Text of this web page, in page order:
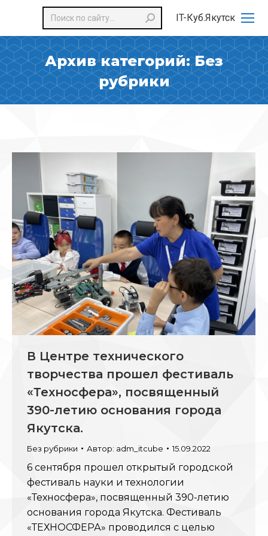
IT-Куб.Якутск
Поиск:
Архив категорий:Без
рубрики
В Центре технического
творчества прошел фестиваль
«Техносфера», посвященный
390-летию основания города
Якутска.
Без рубрики Автор: adm_itcube 15.09.2022
6 сентября прошел открытый городской
фестиваль науки и технологии
«Техносфера», посвященный 390-летию
основания города Якутска. Фестиваль
«ТЕХНОСФЕРА» проводился с целью